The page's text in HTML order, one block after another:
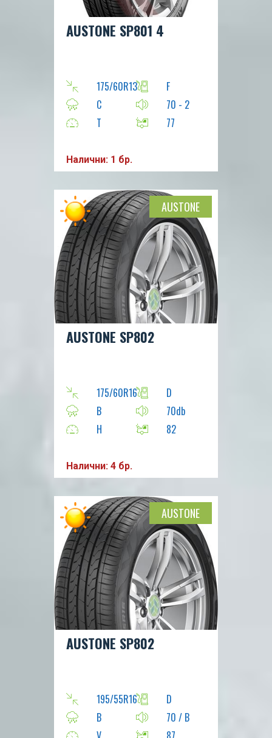
AUSTONE SP801 4
175/60R13
F
C
70 - 2
T
77
Налични: 1 бр.
AUSTONE SP802
175/60R16
D
B
70db
H
82
Налични: 4 бр.
AUSTONE
AUSTONE SP802
195/55R16
D
B
70 / B
AUSTONE